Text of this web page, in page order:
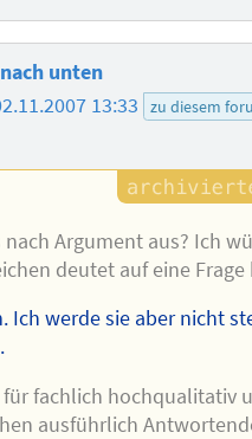
unten
13:33 zu diesem
nach Argument aus? Ich
deutet auf eine Frage
Ich werde sie aber nicht
für fachlich hochqualitativ
ausführlich